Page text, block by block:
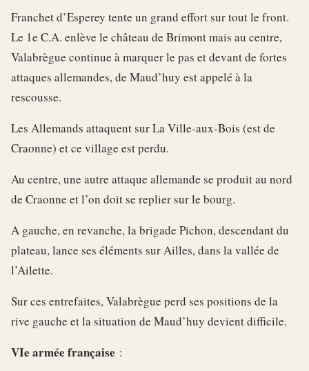
Franchet d’Esperey tente un grand effort sur tout le front.
Le 1e C.A. enlève le château de Brimont mais au centre,
Valabrègue continue à marquer le pas et devant de fortes
attaques allemandes, de Maud’huy est appelé à la
rescousse.
Les Allemands attaquent sur La Ville-aux-Bois (est de
Craonne) et ce village est perdu.
Au centre, une autre attaque allemande se produit au nord
de Craonne et l’on doit se replier sur le bourg.
A gauche, en revanche, la brigade Pichon, descendant du
plateau, lance ses éléments sur Ailles, dans la vallée de
l’Ailette.
Sur ces entrefaites, Valabrègue perd ses positions de la
rive gauche et la situation de Maud’huy devient difficile.
VIe armée française :